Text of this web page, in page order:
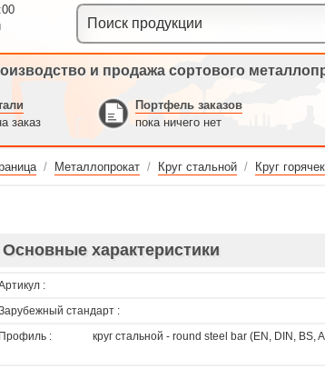
и продажа сортового
заказ
Портфель заказов
пока ничего нет
/ Металлопрокат / Круг стальной / Круг
Основные характеристики
:
стандарт :
Профиль :
круг стальной - round steel bar (EN, DIN, BS,